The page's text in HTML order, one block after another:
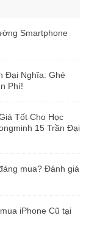
Smartphone
Đại Nghĩa: Ghé
Phí!
Tốt Cho Học
15 Trần Đại
mua? Đánh giá
iPhone Cũ tại